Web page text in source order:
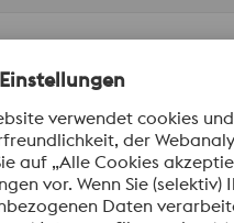
B
0,00